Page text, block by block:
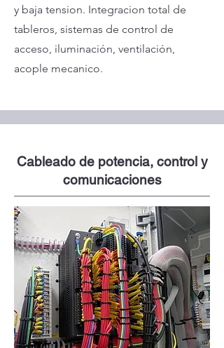
y baja tension. Integracion total de
tableros, sistemas de control de
acceso, iluminación, ventilación,
acople mecanico.
Cableado de potencia, control y
comunicaciones